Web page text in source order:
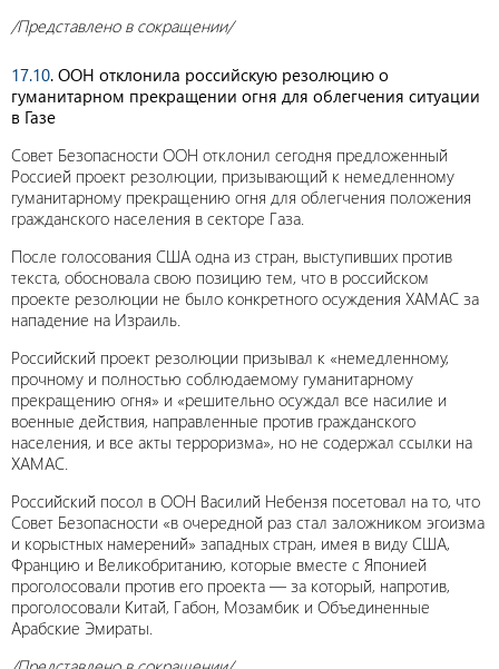
/Представлено в сокращении/
17.10. ООН отклонила российскую резолюцию о
гуманитарном прекращении огня для облегчения ситуации
в Газе
Совет Безопасности ООН отклонил сегодня предложенный
Россией проект резолюции, призывающий к немедленному
гуманитарному прекращению огня для облегчения положения
гражданского населения в секторе Газа.
После голосования США одна из стран, выступивших против
текста, обосновала свою позицию тем, что в российском
проекте резолюции не было конкретного осуждения ХАМАС за
нападение на Израиль.
Российский проект резолюции призывал к «немедленному,
прочному и полностью соблюдаемому гуманитарному
прекращению огня» и «решительно осуждал все насилие и
военные действия, направленные против гражданского
населения, и все акты терроризма», но не содержал ссылки на
ХАМАС.
Российский посол в ООН Василий Небензя посетовал на то, что
Совет Безопасности «в очередной раз стал заложником эгоизма
и корыстных намерений» западных стран, имея в виду США,
Францию и Великобританию, которые вместе с Японией
проголосовали против его проекта — за который, напротив,
проголосовали Китай, Габон, Мозамбик и Объединенные
Арабские Эмираты.